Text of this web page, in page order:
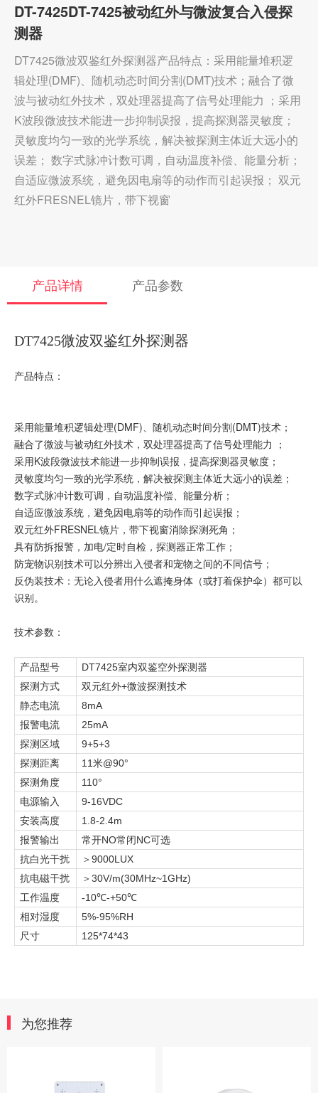
DT-7425DT-7425被动红外与微波复合入侵探
测器
DT7425微波双鉴红外探测器产品特点：采用能量堆积逻
辑处理(DMF)、随机动态时间分割(DMT)技术；融合了微
波与被动红外技术，双处理器提高了信号处理能力 ；采用
K波段微波技术能进一步抑制误报，提高探测器灵敏度；
灵敏度均匀一致的光学系统，解决被探测主体近大远小的
误差； 数字式脉冲计数可调，自动温度补偿、能量分析；
自适应微波系统，避免因电扇等的动作而引起误报； 双元
红外FRESNEL镜片，带下视窗
产品详情 产品参数
DT7425微波双鉴红外探测器
产品特点：
采用能量堆积逻辑处理(DMF)、随机动态时间分割(DMT)技术；
融合了微波与被动红外技术，双处理器提高了信号处理能力 ；
采用K波段微波技术能进一步抑制误报，提高探测器灵敏度；
灵敏度均匀一致的光学系统，解决被探测主体近大远小的误差；
数字式脉冲计数可调，自动温度补偿、能量分析；
自适应微波系统，避免因电扇等的动作而引起误报；
双元红外FRESNEL镜片，带下视窗消除探测死角；
具有防拆报警，加电/定时自检，探测器正常工作；
防宠物识别技术可以分辨出入侵者和宠物之间的不同信号；
反伪装技术：无论入侵者用什么遮掩身体（或打着保护伞）都可以
识别。
技术参数：
产品型号 DT7425室内双鉴空外探测器
探测方式
双元红外+微波探测技术
静态电流
8mA
报警电流 25mA
探测区域 9+5+3
探测距离 11 米@90°
探测角度 110°
电源输入 9-16VDC
安装高度 1.8-2.4m
报警输出 常开NO常闭 NC可选
抗白光干扰
＞ 9000LUX
抗电磁干扰 ＞ 30V/m(30MHz~1GHz)
工作温度 -10℃-+50℃
相对湿度 5%-95%RH
尺寸 125*74*43
为您推荐